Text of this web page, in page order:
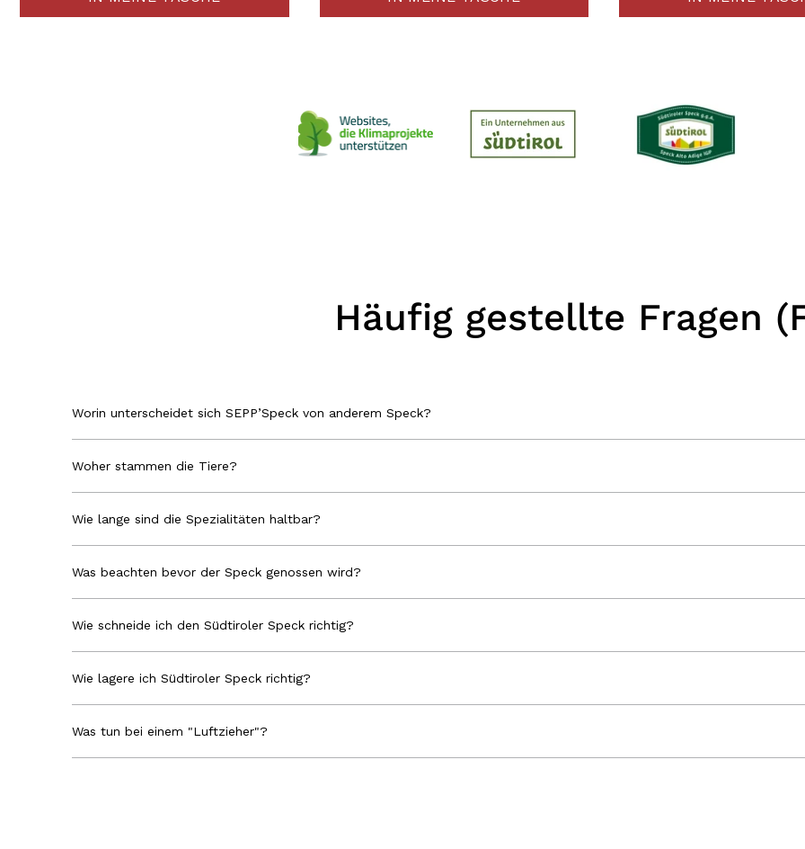
Häufig gestellte Fragen
Worin unterscheidet sich SEPP’Speck von anderem Speck?
Woher stammen die Tiere?
Wie lange sind die Spezialitäten haltbar?
Was beachten bevor der Speck genossen wird?
Wie schneide ich den Südtiroler Speck richtig?
Wie lagere ich Südtiroler Speck richtig?
Was tun bei einem "Luftzieher"?